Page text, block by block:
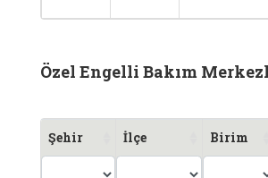
Özel Engelli Bakım
Şehir İlçe Birim